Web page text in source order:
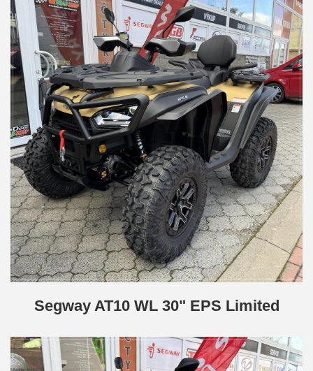
Segway AT10 WL 30" EPS Limited